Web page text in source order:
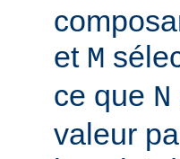
et M
ce que N
valeur